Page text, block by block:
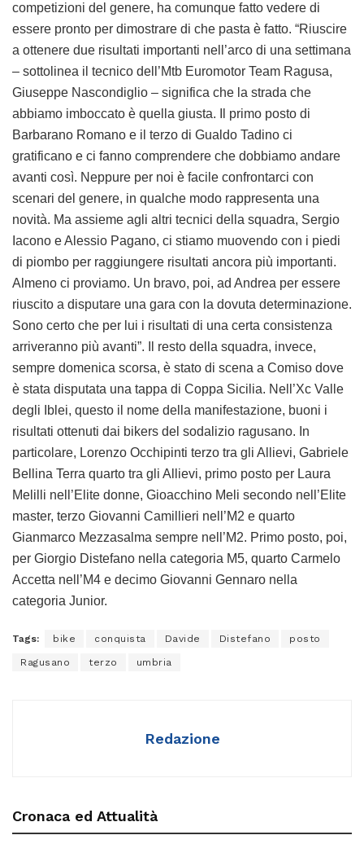
competizioni del genere, ha comunque fatto vedere di
essere pronto per dimostrare di che pasta è fatto. “Riuscire
a ottenere due risultati importanti nell’arco di una settimana
– sottolinea il tecnico dell’Mtb Euromotor Team Ragusa,
Giuseppe Nascondiglio – significa che la strada che
abbiamo imboccato è quella giusta. Il primo posto di
Barbarano Romano e il terzo di Gualdo Tadino ci
gratificano e ci fanno comprendere che dobbiamo andare
avanti così. Neppure per noi è facile confrontarci con
scenari del genere, in qualche modo rappresenta una
novità. Ma assieme agli altri tecnici della squadra, Sergio
Iacono e Alessio Pagano, ci stiamo muovendo con i piedi
di piombo per raggiungere risultati ancora più importanti.
Almeno ci proviamo. Un bravo, poi, ad Andrea per essere
riuscito a disputare una gara con la dovuta determinazione.
Sono certo che per lui i risultati di una certa consistenza
arriveranno più avanti”. Il resto della squadra, invece,
sempre domenica scorsa, è stato di scena a Comiso dove
è stata disputata una tappa di Coppa Sicilia. Nell’Xc Valle
degli Iblei, questo il nome della manifestazione, buoni i
risultati ottenuti dai bikers del sodalizio ragusano. In
particolare, Lorenzo Occhipinti terzo tra gli Allievi, Gabriele
Bellina Terra quarto tra gli Allievi, primo posto per Laura
Melilli nell’Elite donne, Gioacchino Meli secondo nell’Elite
master, terzo Giovanni Camillieri nell’M2 e quarto
Gianmarco Mezzasalma sempre nell’M2. Primo posto, poi,
per Giorgio Distefano nella categoria M5, quarto Carmelo
Accetta nell’M4 e decimo Giovanni Gennaro nella
categoria Junior.
Tags: bike conquista Davide Distefano posto
Ragusano terzo umbria
Redazione
Cronaca ed Attualità